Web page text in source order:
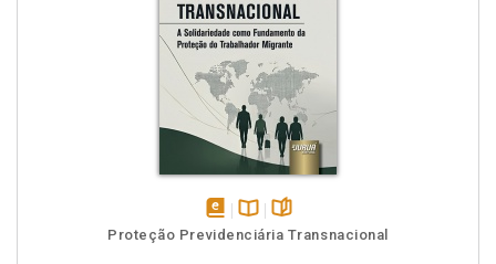
disponívelDisponível
páginas
Proteção Previdenciária Transnacional